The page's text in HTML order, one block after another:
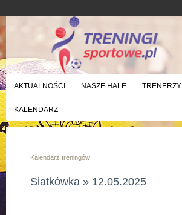
AKTUALNOŚCI NASZE HALE TRENERZY
KALENDARZ
Kalendarz treningów
Siatkówka » 12.05.2025